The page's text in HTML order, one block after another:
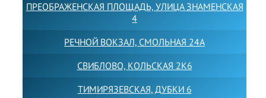
ПРЕОБРАЖЕНСКАЯ ПЛОЩАДЬ, УЛИЦА ЗНАМЕНСКАЯ
4
РЕЧНОЙ ВОКЗАЛ, СМОЛЬНАЯ 24А
СВИБЛОВО, КОЛЬСКАЯ 2К6
ТИМИРЯЗЕВСКАЯ, ДУБКИ 6